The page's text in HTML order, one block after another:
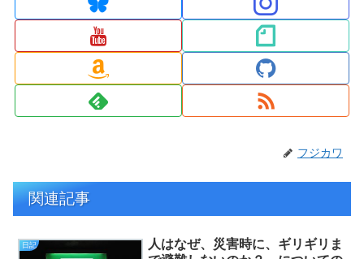
フジカワ
関連記事
日記
人はなぜ、災害時に、ギリギリま